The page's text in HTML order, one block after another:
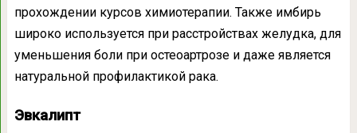
прохождении курсов химиотерапии. Также имбирь
широко используется при расстройствах желудка, для
уменьшения боли при остеоартрозе и даже является
натуральной профилактикой рака.
Эвкалипт